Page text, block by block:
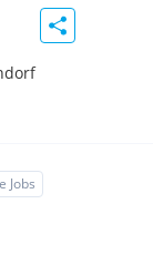
Jobs